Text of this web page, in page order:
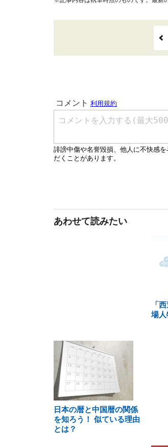
あわせて読みたい
「
場人
日本の暦と中国暦の関係
を知ろう！ 似ている理由
とは？